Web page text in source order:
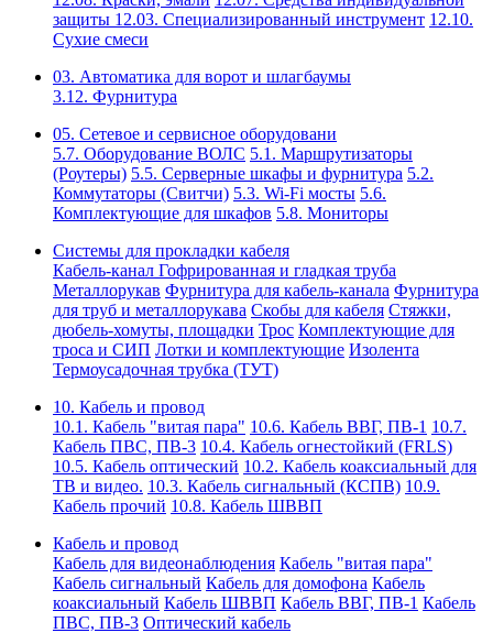
защиты 12.03. Специализированный инструмент 12.10.
Сухие смеси
03. Автоматика для ворот и шлагбаумы
3.12. Фурнитура
05. Сетевое и сервисное оборудовани
5.7. Оборудование ВОЛС 5.1. Маршрутизаторы
(Роутеры) 5.5. Серверные шкафы и фурнитура 5.2.
Коммутаторы (Свитчи) 5.3. Wi-Fi мосты 5.6.
Комплектующие для шкафов 5.8. Мониторы
Системы для прокладки кабеля
Кабель-канал Гофрированная и гладкая труба
Металлорукав Фурнитура для кабель-канала Фурнитура
для труб и металлорукава Скобы для кабеля Стяжки,
дюбель-хомуты, площадки Трос Комплектующие для
троса и СИП Лотки и комплектующие Изолента
Термоусадочная трубка (ТУТ)
10. Кабель и провод
10.1. Кабель "витая пара" 10.6. Кабель ВВГ, ПВ-1 10.7.
Кабель ПВС, ПВ-3 10.4. Кабель огнестойкий (FRLS)
10.5. Кабель оптический 10.2. Кабель коаксиальный для
ТВ и видео. 10.3. Кабель сигнальный (КСПВ) 10.9.
Кабель прочий 10.8. Кабель ШВВП
Кабель и провод
Кабель для видеонаблюдения Кабель "витая пара"
Кабель сигнальный Кабель для домофона Кабель
коаксиальный Кабель ШВВП Кабель ВВГ, ПВ-1 Кабель
ПВС, ПВ-3 Оптический кабель